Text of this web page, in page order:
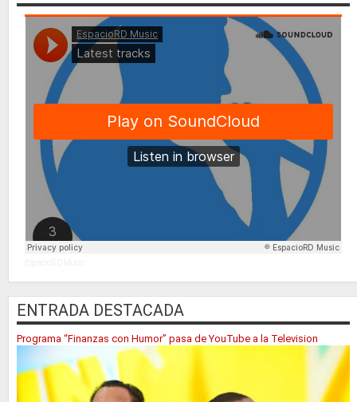
EspacioRD Music
ENTRADA DESTACADA
Programa “Finanzas con Humor” pasa de YouTube a la Television